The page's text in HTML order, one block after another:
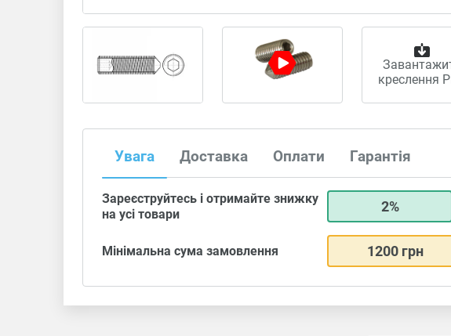
креслення
Увага Доставка Оплати Гарантія
Зареєструйтесь і отримайте знижку
на усі товари
2%
Мінімальна сума замовлення 1200 грн